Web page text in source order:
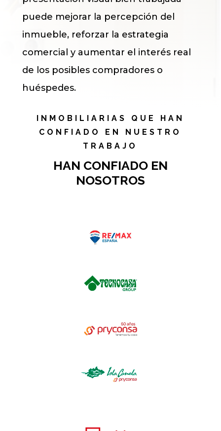
puede mejorar la percepción del
inmueble, reforzar la estrategia
comercial y aumentar el interés real
de los posibles compradores o
huéspedes.
INMOBILIARIAS QUE HAN
CONFIADO EN NUESTRO
TRABAJO
HAN CONFIADO EN
NOSOTROS